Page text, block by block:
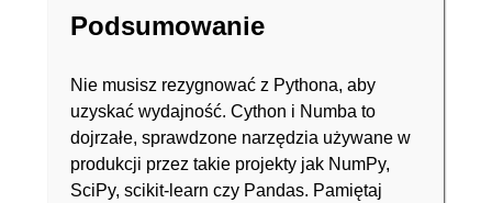
Podsumowanie
Nie musisz rezygnować z Pythona, aby
uzyskać wydajność. Cython i Numba to
dojrzałe, sprawdzone narzędzia używane w
produkcji przez takie projekty jak NumPy,
SciPy, scikit-learn czy Pandas. Pamiętaj